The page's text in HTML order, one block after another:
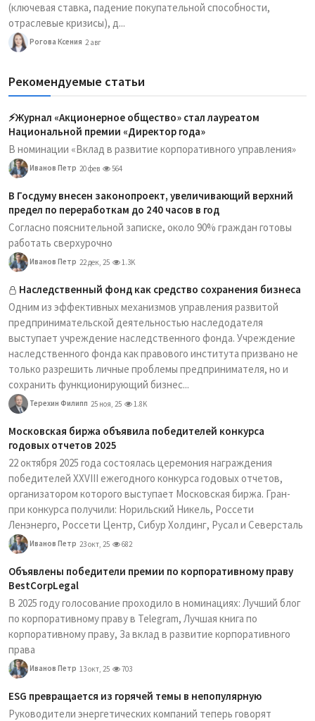
(ключевая ставка, падение покупательной способности,
отраслевые кризисы), д...
Рогова Ксения 2 авг
Рекомендуемые статьи
⚡️Журнал «Акционерное общество» стал лауреатом
Национальной премии «Директор года»
В номинации «Вклад в развитие корпоративного управления»
Иванов Петр 20 фев 564
В Госдуму внесен законопроект, увеличивающий верхний
предел по переработкам до 240 часов в год
Согласно пояснительной записке, около 90% граждан готовы
работать сверхурочно
Иванов Петр 22 дек, 25 1.3K
Наследственный фонд как средство сохранения бизнеса
Одним из эффективных механизмов управления развитой
предпринимательской деятельностью наследодателя
выступает учреждение наследственного фонда. Учреждение
наследственного фонда как правового института призвано не
только разрешить личные проблемы предпринимателя, но и
сохранить функционирующий бизнес...
Терехин Филипп 25 ноя, 25 1.8K
Московская биржа объявила победителей конкурса
годовых отчетов 2025
22 октября 2025 года состоялась церемония награждения
победителей XXVIII ежегодного конкурса годовых отчетов,
организатором которого выступает Московская биржа. Гран-
при конкурса получили: Норильский Никель, Россети
Ленэнерго, Россети Центр, Сибур Холдинг, Русал и Северсталь
Иванов Петр 23 окт, 25 682
Объявлены победители премии по корпоративному праву
BestCorpLegal
В 2025 году голосование проходило в номинациях: Лучший блог
по корпоративному праву в Telegram, Лучшая книга по
корпоративному праву, За вклад в развитие корпоративного
права
Иванов Петр 13 окт, 25 703
ESG превращается из горячей темы в непопулярную
Руководители энергетических компаний теперь говорят